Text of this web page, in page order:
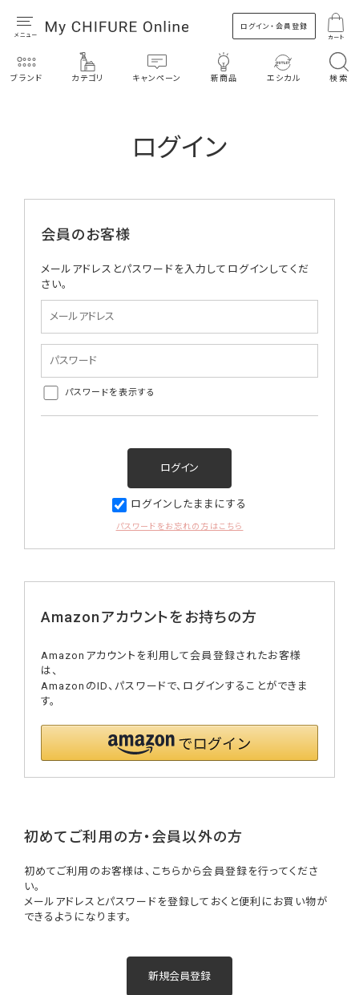
ログイン・会員登録
カート
ブランド カテゴリ キャンペーン 新商品 エシカル 検索
ログイン
会員のお客様
メールアドレスとパスワードを入力してログインしてくだ
さい。
パスワードを表示する
ログインしたままにする
パスワードをお忘れの方はこちら
Amazonアカウントをお持ちの方
Amazonアカウントを利用して会員登録されたお客様
は、
AmazonのID、パスワードで、ログインすることができま
す。
初めてご利用の方・会員以外の方
初めてご利用のお客様は、こちらから会員登録を行ってくださ
い。
メールアドレスとパスワードを登録しておくと便利にお買い物が
できるようになります。